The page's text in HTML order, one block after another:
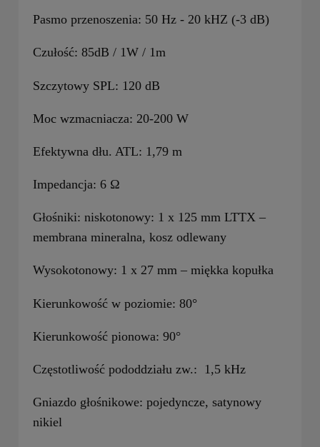
Pasmo przenoszenia: 50 Hz - 20 kHZ (-3 dB)
Czułość: 85dB / 1W / 1m
Szczytowy SPL: 120 dB
Moc wzmacniacza: 20-200 W
Efektywna dłu. ATL: 1,79 m
Impedancja: 6 Ω
Głośniki: niskotonowy: 1 x 125 mm LTTX –
membrana mineralna, kosz odlewany
Wysokotonowy: 1 x 27 mm – miękka kopułka
Kierunkowość w poziomie: 80°
Kierunkowość pionowa: 90°
Częstotliwość pododdziału zw.: 1,5 kHz
Gniazdo głośnikowe: pojedyncze, satynowy
nikiel